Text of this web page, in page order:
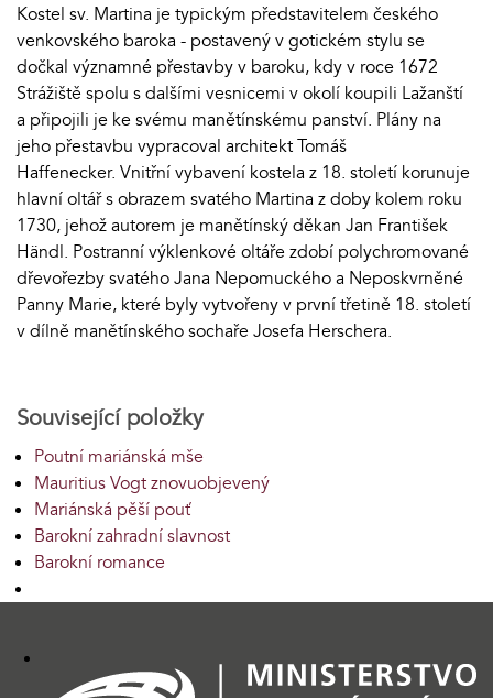
Kostel sv. Martina je typickým představitelem českého
venkovského baroka - postavený v gotickém stylu se
dočkal významné přestavby v baroku, kdy v roce 1672
Strážiště spolu s dalšími vesnicemi v okolí koupili Lažanští
a připojili je ke svému manětínskému panství. Plány na
jeho přestavbu vypracoval architekt Tomáš
Haffenecker. Vnitřní vybavení kostela z 18. století korunuje
hlavní oltář s obrazem svatého Martina z doby kolem roku
1730, jehož autorem je manětínský děkan Jan František
Händl. Postranní výklenkové oltáře zdobí polychromované
dřevořezby svatého Jana Nepomuckého a Neposkvrněné
Panny Marie, které byly vytvořeny v první třetině 18. století
v dílně manětínského sochaře Josefa Herschera.
Související položky
Poutní mariánská mše
Mauritius Vogt znovuobjevený
Mariánská pěší pouť
Barokní zahradní slavnost
Barokní romance